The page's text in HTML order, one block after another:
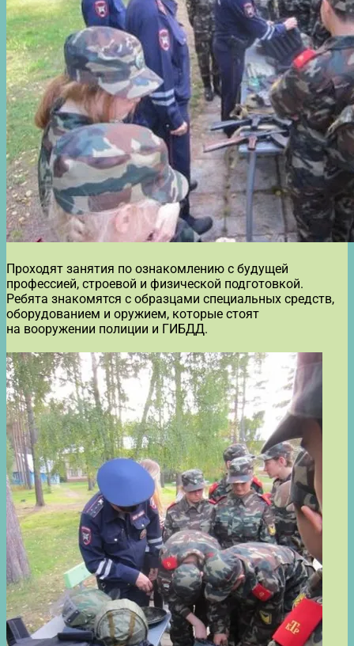
Проходят занятия по ознакомлению с будущей
профессией, строевой и физической подготовкой.
Ребята знакомятся с образцами специальных средств,
оборудованием и оружием, которые стоят
на вооружении полиции и ГИБДД.